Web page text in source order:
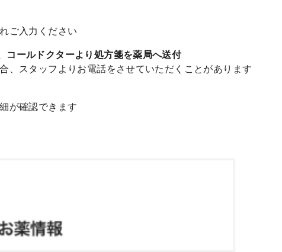
ご入力ください
ールドクターより処方箋を薬局へ送付
、スタッフよりお電話をさせていただくことがあります
が確認できます